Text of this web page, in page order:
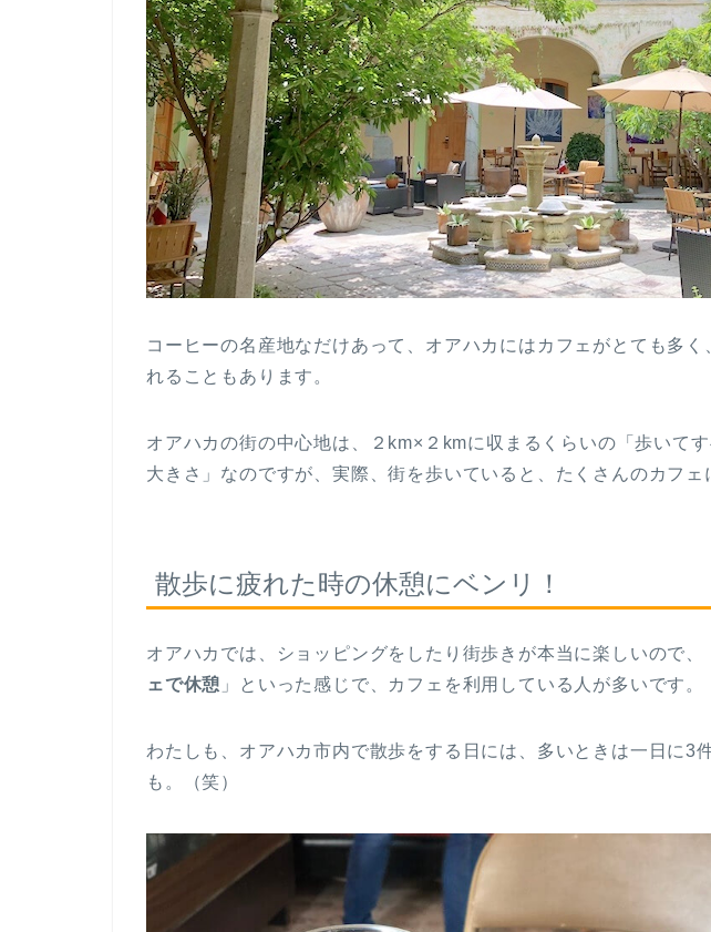
コーヒーの名産地なだけあって、オアハカにはカフェがとても多く
れることもあります。
オアハカの街の中心地は、２km×２kmに収まるくらいの「歩いて
大きさ」なのですが、実際、街を歩いていると、たくさんのカフェ
散歩に疲れた時の休憩にベンリ！
オアハカでは、ショッピングをしたり街歩きが本当に楽しいので、
ェで休憩 」といった感じで、カフェを利用している人が多いです。
わたしも、オアハカ市内で散歩をする日には、多いときは一日に3
も。（笑）